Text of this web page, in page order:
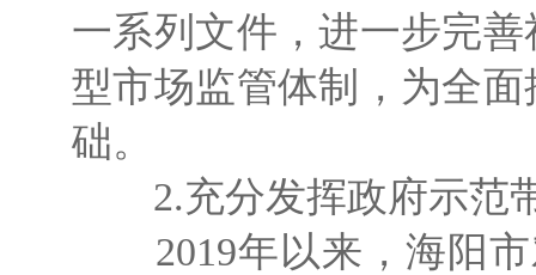
一系列文件，进一步完
型市场监管体制，为全
础。
2.充分发挥政府示范
2019年以来，海阳市